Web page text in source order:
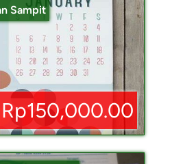
Sampit
Rp150,000.00